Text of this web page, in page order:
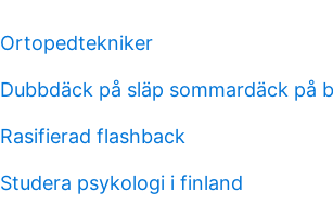
Ortopedtekniker
Dubbdäck på släp sommardäck på
Rasifierad flashback
Studera psykologi i finland